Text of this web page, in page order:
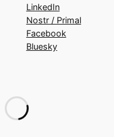
LinkedIn
Nostr / Primal
Facebook
Bluesky